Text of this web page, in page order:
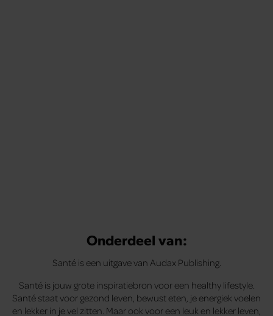
Onderdeel van:
Santé is een uitgave van Audax Publishing.
Santé is jouw grote inspiratiebron voor een healthy lifestyle.
Santé staat voor gezond leven, bewust eten, je energiek voelen
en lekker in je vel zitten. Maar ook voor een leuk en lekker leven,